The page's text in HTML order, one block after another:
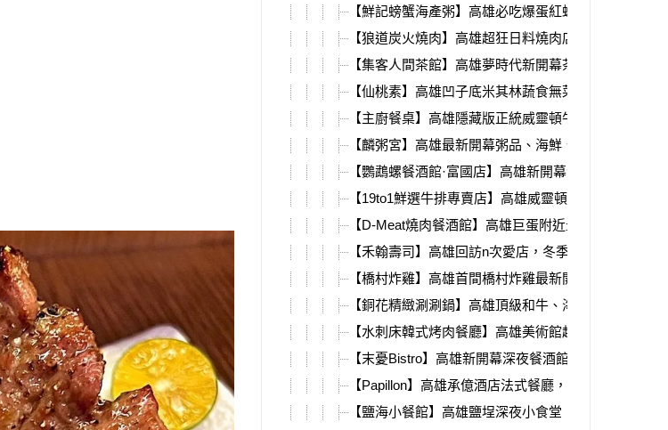
【鮮記螃蟹海產粥】高雄必吃爆蛋紅蟳海鮮粥，海膽
【狼道炭火燒肉】高雄超狂日料燒肉店，頂級食材、
【集客人間茶館】高雄夢時代新開幕茶館，餐點豐富
【仙桃素】高雄凹子底米其林蔬食無菜單料理，頂級
【主廚餐桌】高雄隱藏版正統威靈頓牛排，歐式無菜
【麟粥宮】高雄最新開幕粥品、海鮮、熱炒，超頂級
【鸚鵡螺餐酒館·富國店】高雄新開幕潛水艇餐酒館，
【19to1鮮選牛排專賣店】高雄威靈頓牛排，蛇年活動
【D-Meat燒肉餐酒館】高雄巨蛋附近最新開幕燒肉店
【禾翰壽司】高雄回訪n次愛店，冬季新推出鴨胸雞
【橋村炸雞】高雄首間橋村炸雞最新開幕，夢時代限
【銅花精緻涮涮鍋】高雄頂級和牛、海鮮火鍋，除夕
【水刺床韓式烤肉餐廳】高雄美術館超強韓式燒肉，
【末憂Bistro】高雄新開幕深夜餐酒館，12月聖誕限定
【Papillon】高雄承億酒店法式餐廳，最新冬季限定餐
【鹽海小餐館】高雄鹽埕深夜小食堂，必吃蟹肉蛋湯